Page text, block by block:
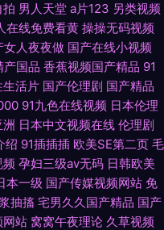
拍 男人天堂 a片123 另类视频
在线免费看黄 操操无码视频
女人夜夜做 国产在线小视频
产国品 香蕉视频国产精品 91
生活片 国产伦理剧 国产精品
91九色在线视频 日本伦理
洲 日本中文视频在线 伦理剧
绍 91插插插 欧美SE第二页 毛
频 孕妇三级av无码 日韩欧美
本一级 国产传媒视频网站 免
抽搐 宅男久久国产精品 国产
网站 窝窝午夜理论 久草视频